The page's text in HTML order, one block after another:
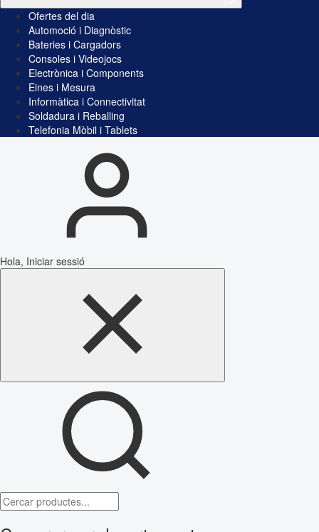
Ofertes del dia
Automoció i Diagnòstic
Bateries i Cargadors
Consoles i Videojocs
Electrònica i Components
Eines i Mesura
Informàtica i Connectivitat
Soldadura i Reballing
Telefonia Mòbil i Tablets
Hola, Iniciar sessió